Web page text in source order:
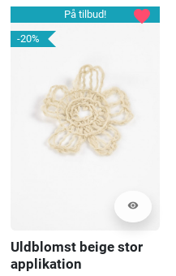
På tilbud!
-20%
visibility
favorite
Uldblomst beige stor
applikation